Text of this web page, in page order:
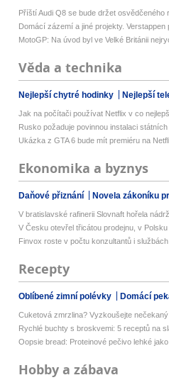
Příští Audi Q8 se bude držet osvědčeného
Domácí zázemí a jiné projekty. Verstappen
MotoGP: Na úvod byl ve Velké Británii
Věda a technika
Nejlepší chytré hodinky Nejlepší
Jak na počítači používat Netflix v co
Rusko požaduje povinnou instalaci státních
Ukázka z GTA 6 bude mít premiéru na
Ekonomika a byznys
Daňové přiznání Novela zákoníku
V bratislavské rafinerii Slovnaft hořela
V Česku otevřel třicátou prodejnu, v
Finvox roste v počtu konzultantů i
Recepty
Oblíbené zimní polévky Domácí
Cuketová zmrzlina? Vyzkoušejte nečekaný
Rychlé buchty s broskvemi: 5 receptů na
Oopsie bread: Proteinové pečivo lehké
Hobby a zábava